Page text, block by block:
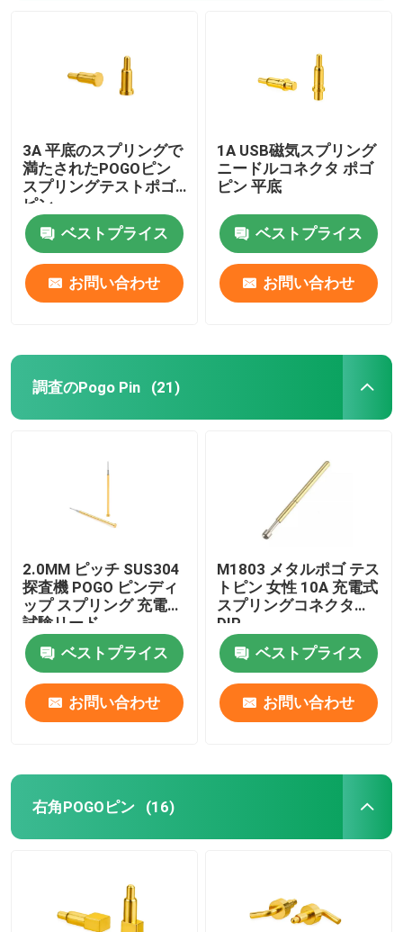
家
プロダクト
私達について
3A 平底のスプリングで
満たされたPOGOピン
スプリングテストポゴ
ピン
ベストプライス
お問い合わせ
1A USB磁気スプリング
ニードルコネクタ ポゴ
ピン 平底
ベストプライス
お問い合わせ
調査のPogo Pin (21)
2.0MM ピッチ SUS304
探査機 POGO ピンディ
ップ スプリング 充電式
試験リード
ベストプライス
お問い合わせ
M1803 メタルポゴ テス
トピン 女性 10A 充電式
スプリングコネクタ
DIP
ベストプライス
お問い合わせ
右角POGOピン (16)